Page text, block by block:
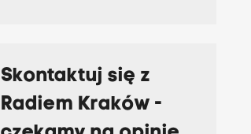
Skontaktuj się z
Radiem Kraków -